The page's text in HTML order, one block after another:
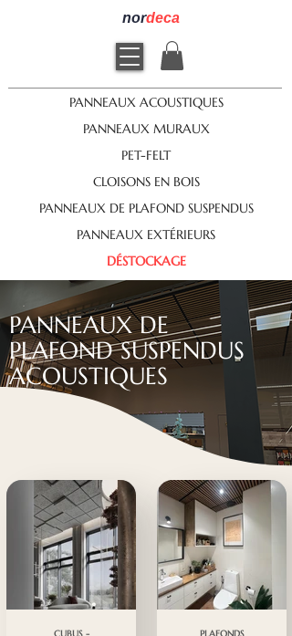
nordeca
PANNEAUX ACOUSTIQUES
PANNEAUX MURAUX
PET-FELT
CLOISONS EN BOIS
PANNEAUX DE PLAFOND SUSPENDUS
PANNEAUX EXTÉRIEURS
DÉSTOCKAGE
PANNEAUX DE
PLAFOND SUSPENDUS
ACOUSTIQUES